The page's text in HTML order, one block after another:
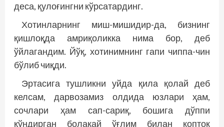
деса, қулоғингни кўрсатардинг.
Хотинларнинг миш-мишидир-да, бизнинг
қишлоқда амриқоликка нима бор, деб
ўйлагандим. Йўқ, хотинимнинг гапи чиппа-чин
бўлиб чиқди.
Эртасига тушликни уйда қила қолай деб
келсам, дарвозамиз олдида юзлари ҳам,
сочлари ҳам сап-сариқ, бошига дўппи
қўндирган болакай ўғлим билан копток